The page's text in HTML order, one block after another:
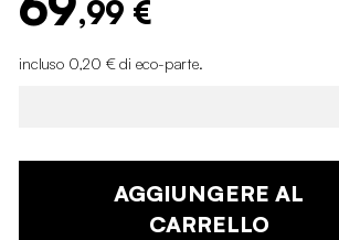
,99 €
incluso 0,20 € di eco-parte.
AGGIUNGERE AL
CARRELLO